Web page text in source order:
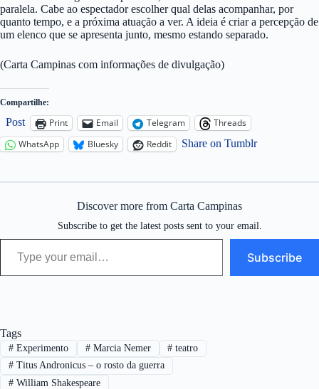
paralela. Cabe ao espectador escolher qual delas acompanhar, por
quanto tempo, e a próxima atuação a ver. A ideia é criar a percepção de
um elenco que se apresenta junto, mesmo estando separado.
(Carta Campinas com informações de divulgação)
Compartilhe:
Post Print Email Telegram
Threads
WhatsApp
Bluesky Reddit Share on Tumblr
Discover more from Carta Campinas
Subscribe to get the latest posts sent to your email.
Type your email…
Subscribe
Tags
#Experimento #Marcia Nemer # teatro
#Titus Andronicus – o rosto da guerra
#William Shakespeare